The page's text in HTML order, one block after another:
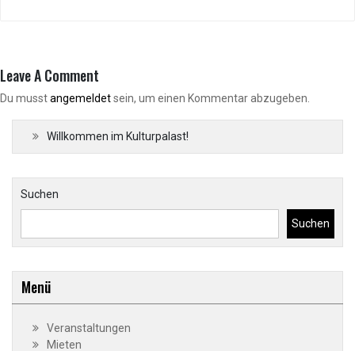
Leave A Comment
Du musstangemeldetsein, um einen Kommentar abzugeben.
Willkommen im Kulturpalast!
Suchen
Suchen
Menü
Veranstaltungen
Mieten